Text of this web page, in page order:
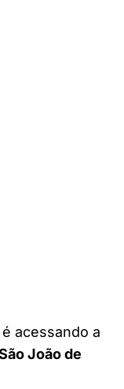
acessando a
João de